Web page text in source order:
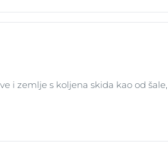
zemlje s koljena skida kao od